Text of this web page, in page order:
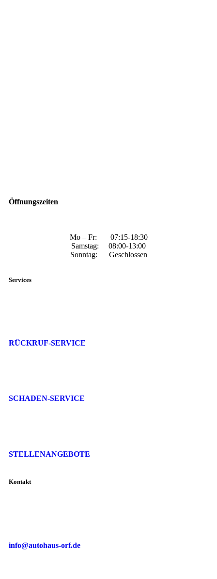
Öffnungszeiten
Mo – Fr: 07:15-18:30
Samstag: 08:00-13:00
Sonntag: Geschlossen
Services
RÜCKRUF-SERVICE
SCHADEN-SERVICE
STELLENANGEBOTE
Kontakt
info@autohaus-orf.de